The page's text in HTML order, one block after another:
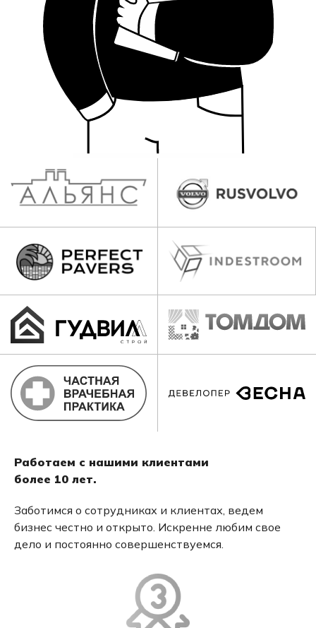
Работаем с нашими клиентами
более 10 лет.
Заботимся о сотрудниках и клиентах, ведем
бизнес честно и открыто. Искренне любим свое
дело и постоянно совершенствуемся.